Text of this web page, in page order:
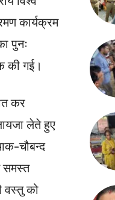
कार्यक्रम
पुनः
की गई।
कर
लेते हुए
चौबन्द
समस्त
वस्तु को